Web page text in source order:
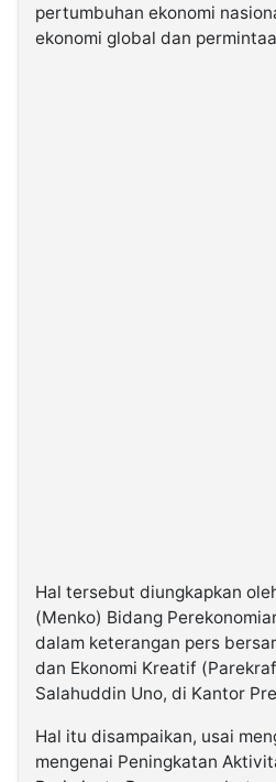
pertumbuhan ekonomi
ekonomi global dan
Hal tersebut diungkapkan
(Menko) Bidang
dalam keterangan pers
dan Ekonomi Kreatif
Salahuddin Uno, di Kantor
Hal itu disampaikan, usai
mengenai Peningkatan